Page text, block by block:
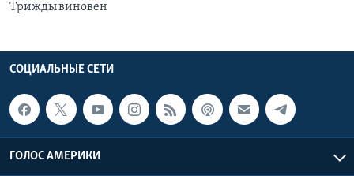
Трижды виновен
СОЦИАЛЬНЫЕ СЕТИ
ГОЛОС АМЕРИКИ